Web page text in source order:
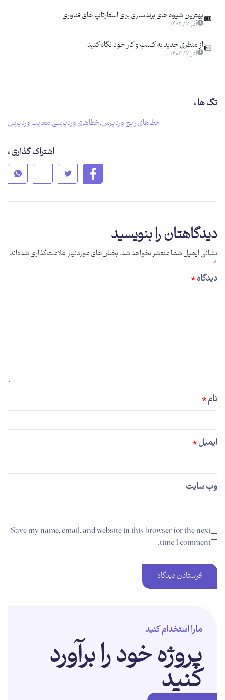
بهترین شیوه های برندسازی برای استارتاپ های فناوری
آذر ۱۷, ۱۴۰۳
از منظری جدید به کسب و کار خود نگاه کنید
آذر ۱۷, ۱۴۰۳
تگ ها :
خطاهای رایج وردپرس,خطاهای وردپرسی,معایب وردپرس
اشتراک گذاری :
دیدگاهتان را بنویسید
نشانی ایمیل شما منتشر نخواهد شد.بخش‌های موردنیاز علامت‌گذاری شده‌اند
دیدگاه*
نام*
ایمیل*
وب‌ سایت
Save my name, email, and website in this browser for the next
time I comment.
مارا استخدام کنید
پروژه خود را برآورد
کنید